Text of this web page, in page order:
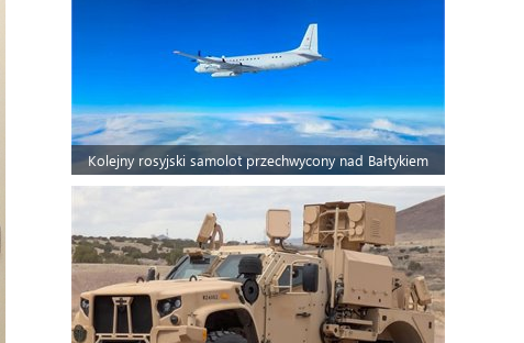
Kolejny rosyjski samolot przechwycony nad Bałtykiem